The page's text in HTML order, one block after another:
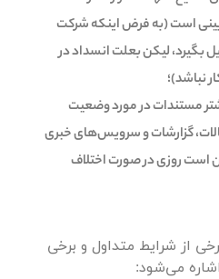
است (به فرض اینکه شرکت
بگیرد، لیکن بعلت انسداد در
نباشد)؛
مستندات در مورد وضعیت
گزارشات و سرویس‌های خبری
است روزی در صورت اختلاف
از شرایط متداول و برخی
می‌شود: